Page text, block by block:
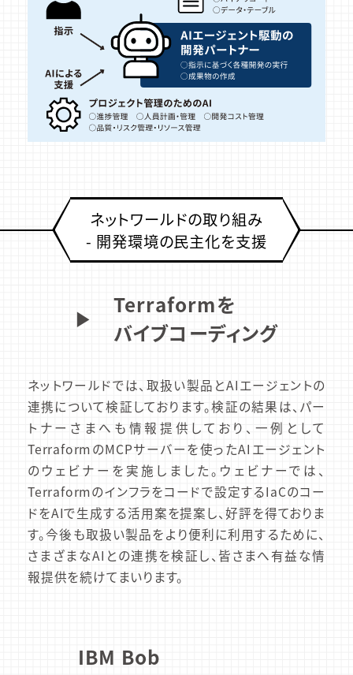
ネットワールドの取り組み
- 開発環境の民主化を支援
▶︎
Terraformを
バイブコーディング
ネットワールドでは、取扱い製品とAIエージェントの
連携について検証しております。検証の結果は、パー
トナーさまへも情報提供しており、一例として
TerraformのMCPサーバーを使ったAIエージェント
のウェビナーを実施しました。ウェビナーでは、
Terraformのインフラをコードで設定するIaCのコー
ドをAIで生成する活用案を提案し、好評を得ておりま
す。今後も取扱い製品をより便利に利用するために、
さまざまなAIとの連携を検証し、皆さまへ有益な情
報提供を続けてまいります。
IBM Bob